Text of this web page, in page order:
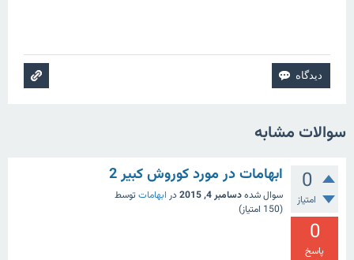
سوالات مشابه
0
امتیاز
0
پاسخ
ابهامات در مورد کوروش کبیر 2
سوال شدهدسامبر 4, 2015 در ابهامات توسط
(
150 امتیاز)